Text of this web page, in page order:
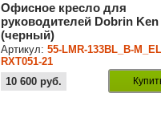
Офисное кресло для
руководителей Dobrin Ken
(черный)
Артикул:55-LMR-133BL_B-
RXT051-21
10 600 руб.